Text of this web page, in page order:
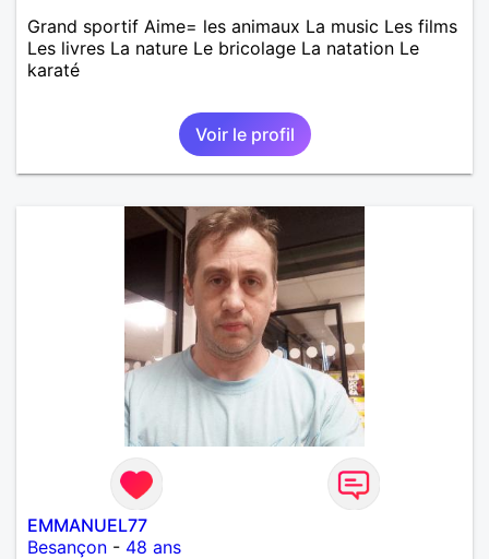
Grand sportif Aime= les animaux La music Les films
Les livres La nature Le bricolage La natation Le
karaté
Voir le profil
EMMANUEL77
Besançon - 48 ans